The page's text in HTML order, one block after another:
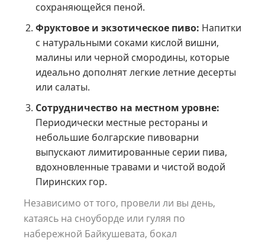
сохраняющейся пеной.
Фруктовое и экзотическое пиво: Напитки
с натуральными соками кислой вишни,
малины или черной смородины, которые
идеально дополнят легкие летние десерты
или салаты.
Сотрудничество на местном уровне:
Периодически местные рестораны и
небольшие болгарские пивоварни
выпускают лимитированные серии пива,
вдохновленные травами и чистой водой
Пиринских гор.
Независимо от того, провели ли вы день,
катаясь на сноуборде или гуляя по
набережной Байкушевата, бокал